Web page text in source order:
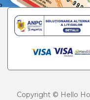
Copyright © Hello